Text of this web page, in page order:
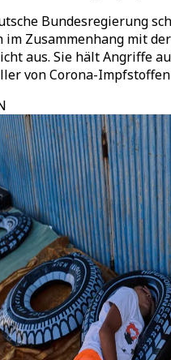
Bundesregierung
im Zusammenhang mit
aus. Sie hält Angriffe
von Corona-